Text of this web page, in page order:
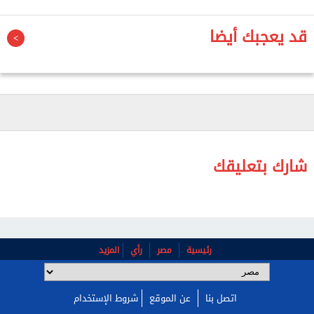
وتابعت حول عدد المصريين في الخارج: "مسجل لدينا 10
ملايين مصري، ولكن هؤلاء هم من سجلوا بياناتهم في
السفارات والقنصليات في الخارج، ولكن هناك الكثير عزفوا
عن التسجيل ولا نعلم عنهم شيء.. ممكن أن نصل لـ13 أو
قد يعجبك أيضا
شارك بتعليقك
رئيسية مصر رأي المزيد
اتصل بنا عن الموقع شروط الإستخدام